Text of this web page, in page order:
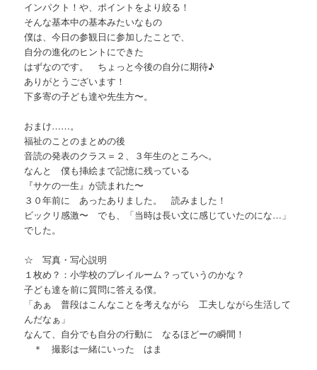
インパクト！や、ポイントをより絞る！
そんな基本中の基本みたいなもの
僕は、今日の参観日に参加したことで、
自分の進化のヒントにできた
はずなのです。 ちょっと今後の自分に期待♪
ありがとうございます！
下多寄の子ども達や先生方〜。
おまけ……。
福祉のことのまとめの後
音読の発表のクラス＝２、３年生のところへ。
なんと 僕も挿絵まで記憶に残っている
『サケの一生』が読まれた〜
３０年前に あったありました。 読みました！
ビックリ感激〜 でも、「当時は長い文に感じていたのにな…」
でした。
☆ 写真・写心説明
１枚め？：小学校のプレイルーム？っていうのかな？
子ども達を前に質問に答える僕。
「あぁ 普段はこんなことを考えながら 工夫しながら生活して
んだなぁ」
なんて、自分でも自分の行動に なるほどーの瞬間！
＊ 撮影は一緒にいった はま